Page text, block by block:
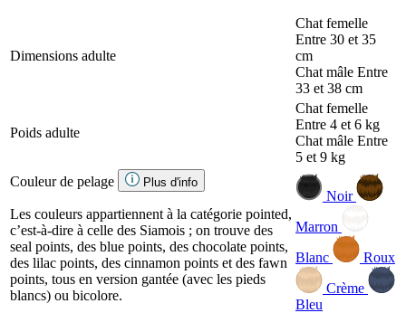
Dimensions adulte
Chat femelle
Entre 30 et 35
cm
Chat mâle Entre
33 et 38 cm
Poids adulte
Chat femelle
Entre 4 et 6 kg
Chat mâle Entre
5 et 9 kg
Couleur de pelage
Plus d'info
Les couleurs appartiennent à la catégorie pointed,
c’est-à-dire à celle des Siamois ; on trouve des
seal points, des blue points, des chocolate points,
des lilac points, des cinnamon points et des fawn
points, tous en version gantée (avec les pieds
blancs) ou bicolore.
Noir
Marron
Blanc
Roux
Crème
Bleu